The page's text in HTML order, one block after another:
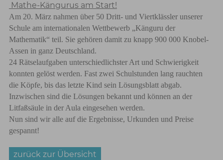
Mathe-Kängurus am Start!
Am 20. März nahmen über 50 Dritt- und Viertklässler unserer
Schule am internationalen Wettbewerb „Känguru der
Mathematik“ teil. Sie gehören damit zu knapp 900 000 Knobel-
Assen in ganz Deutschland.
24 Rätselaufgaben unterschiedlichster Art und Schwierigkeit
konnten gelöst werden. Fast zwei Schulstunden lang rauchten
die Köpfe, bis das letzte Kind sein Lösungsblatt abgab.
Inzwischen sind die Lösungen bekannt und können an der
Litfaßsäule in der Aula eingesehen werden.
Nun sind wir alle auf die Ergebnisse, Urkunden und Preise
gespannt!
zurück zur Übersicht